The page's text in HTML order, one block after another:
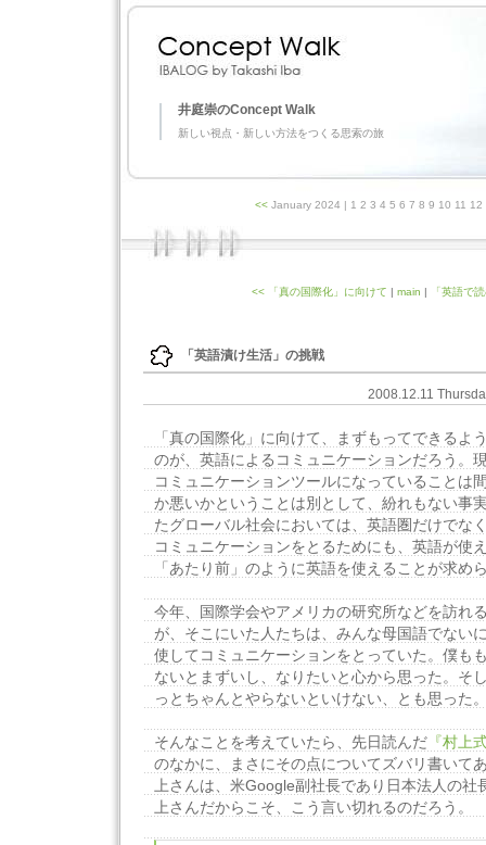
井庭崇のConcept Walk
新しい視点・新しい方法をつくる思索の旅
<< January 2024 | 1 2 3 4 5 6 7 8 9 10 11
<< 「真の国際化」に向けて | main | 「英語で
「英語漬け生活」の挑戦
2008.12.11
「真の国際化」に向けて、まずもってできるよ
のが、英語によるコミュニケーションだろう。
コミュニケーションツールになっていることは
か悪いかということは別として、紛れもない事
たグローバル社会においては、英語圏だけでな
コミュニケーションをとるためにも、英語が使
「あたり前」のように英語を使えることが求め
今年、国際学会やアメリカの研究所などを訪れ
が、そこにいた人たちは、みんな母国語でない
使してコミュニケーションをとっていた。僕も
ないとまずいし、なりたいと心から思った。そ
っとちゃんとやらないといけない、とも思った
そんなことを考えていたら、先日読んだ 『村上
のなかに、まさにその点についてズバリ書いて
上さんは、米Google副社長であり日本法人の社
上さんだからこそ、こう言い切れるのだろう。